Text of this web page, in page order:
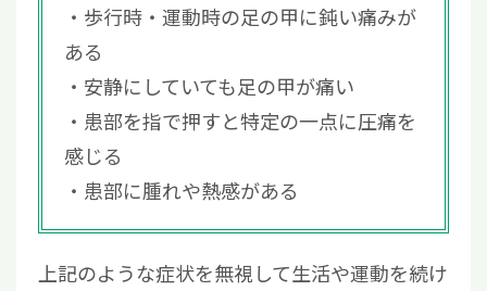
歩行時・運動時の足の甲に鈍い痛みが
ある
安静にしていても足の甲が痛い
患部を指で押すと特定の一点に圧痛を
感じる
患部に腫れや熱感がある
上記のような症状を無視して生活や運動を続け